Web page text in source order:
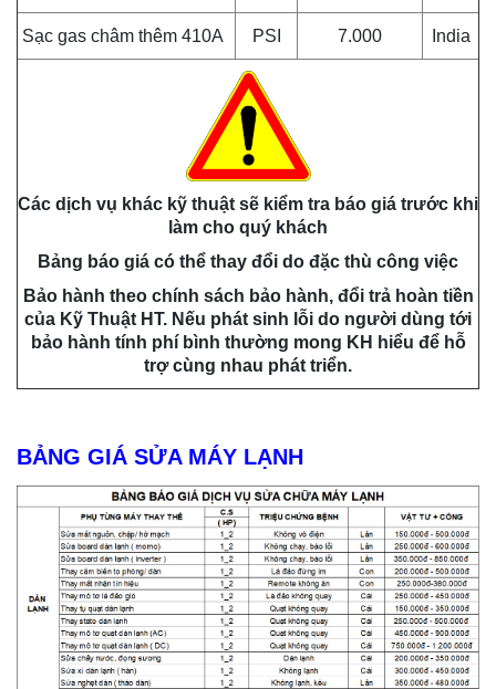
Sạc gas châm thêm 410A PSI 7.000 India
Các dịch vụ khác kỹ thuật sẽ kiểm tra báo giá trước khi
làm cho quý khách
Bảng báo giá có thể thay đổi do đặc thù công việc
Bảo hành theo chính sách bảo hành, đổi trả hoàn tiền
của Kỹ Thuật HT. Nếu phát sinh lỗi do người dùng tới
bảo hành tính phí bình thường mong KH hiểu để hỗ
trợ cùng nhau phát triển.
BẢNG GIÁ SỬA MÁY LẠNH